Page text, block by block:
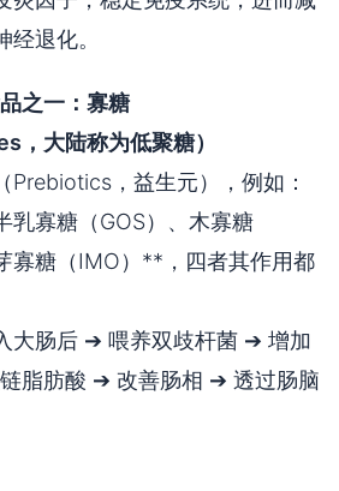
退化。
之一：寡糖
，大陆称为低聚糖）
Prebiotics，益生元），例如：
乳寡糖（GOS）、木寡糖
寡糖（IMO）**，四者其作用都
大肠后 ➔ 喂养双歧杆菌 ➔ 增加
脂肪酸 ➔ 改善肠相 ➔ 透过肠脑